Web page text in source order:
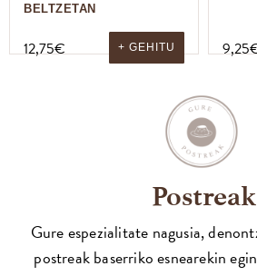
BELTZETAN
12,75€ + GEHITU 9,25
Postreak
Gure espezialitate nagusia,
postreak baserriko esnearekin